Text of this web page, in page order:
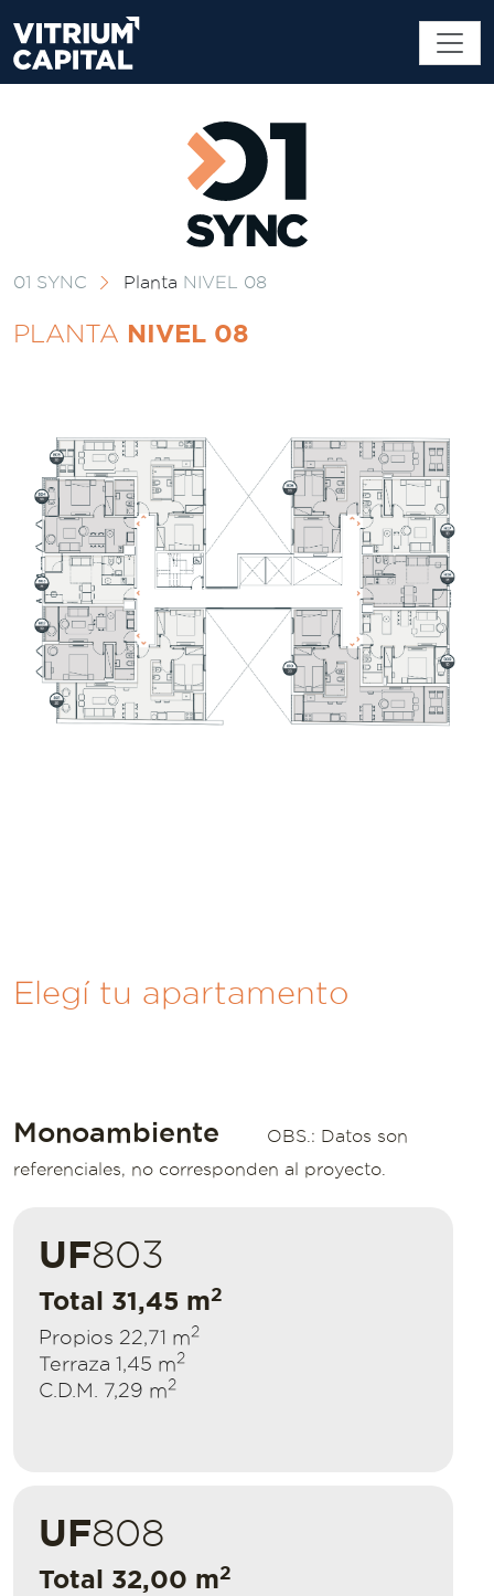
01 SYNC Planta NIVEL 08
PLANTA NIVEL 08
Elegí tu apartamento
Monoambiente
OBS.: Datos son
referenciales, no corresponden al proyecto.
UF803
Total 31,45 m2
Propios 22,71 m2
Terraza 1,45 m2
C.D.M. 7,29 m2
UF808
Total 32,00 m2